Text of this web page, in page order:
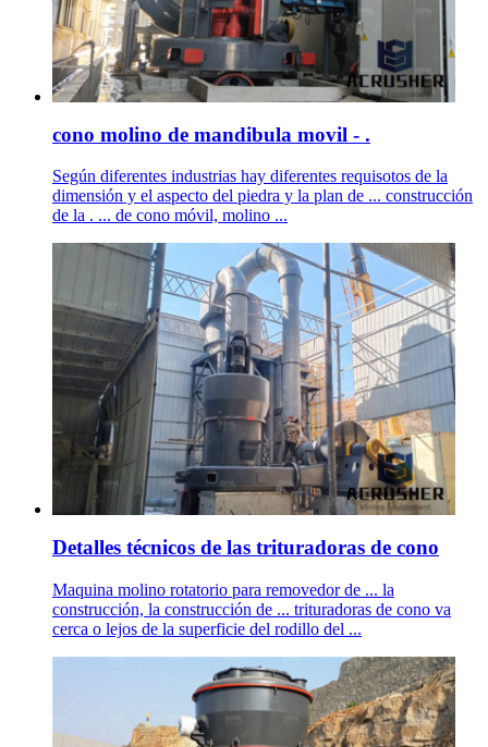
cono molino de mandibula movil - .
Según diferentes industrias hay diferentes requisotos de la
dimensión y el aspecto del piedra y la plan de ... construcción
de la . ... de cono móvil, molino ...
Detalles técnicos de las trituradoras de cono
Maquina molino rotatorio para removedor de ... la
construcción, la construcción de ... trituradoras de cono va
cerca o lejos de la superficie del rodillo del ...